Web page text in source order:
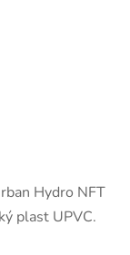
Hydro NFT
plast UPVC.